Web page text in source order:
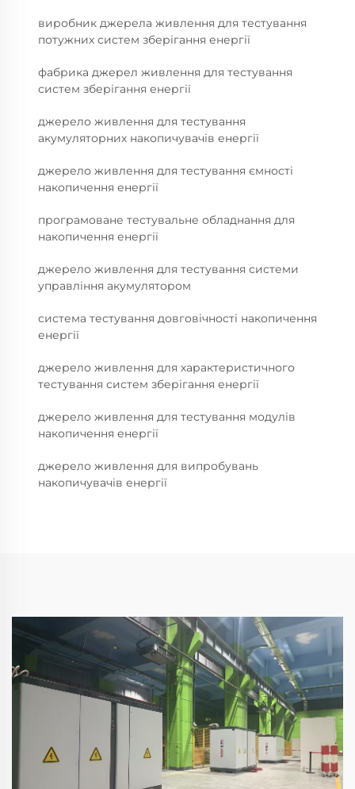
виробник джерела живлення для тестування
потужних систем зберігання енергії
фабрика джерел живлення для тестування
систем зберігання енергії
джерело живлення для тестування
акумуляторних накопичувачів енергії
джерело живлення для тестування ємності
накопичення енергії
програмоване тестувальне обладнання для
накопичення енергії
джерело живлення для тестування системи
управління акумулятором
система тестування довговічності накопичення
енергії
джерело живлення для характеристичного
тестування систем зберігання енергії
джерело живлення для тестування модулів
накопичення енергії
джерело живлення для випробувань
накопичувачів енергії